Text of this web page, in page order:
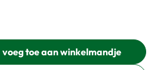
voeg toe aan winkelmandje